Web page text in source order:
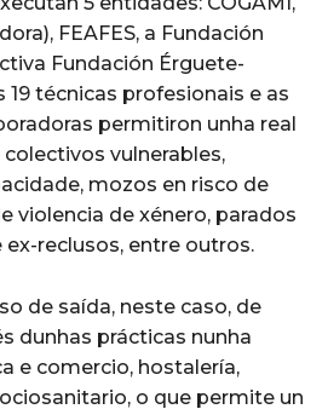
FEAFES, a Fundación
Fundación Érguete-
19 técnicas profesionais e as
permitiron unha real
vulnerables,
mozos en risco de
violencia de xénero, parados
ex-reclusos, entre outros.
de saída, neste caso, de
dunhas prácticas nunha
e comercio, hostalería,
o que permite un